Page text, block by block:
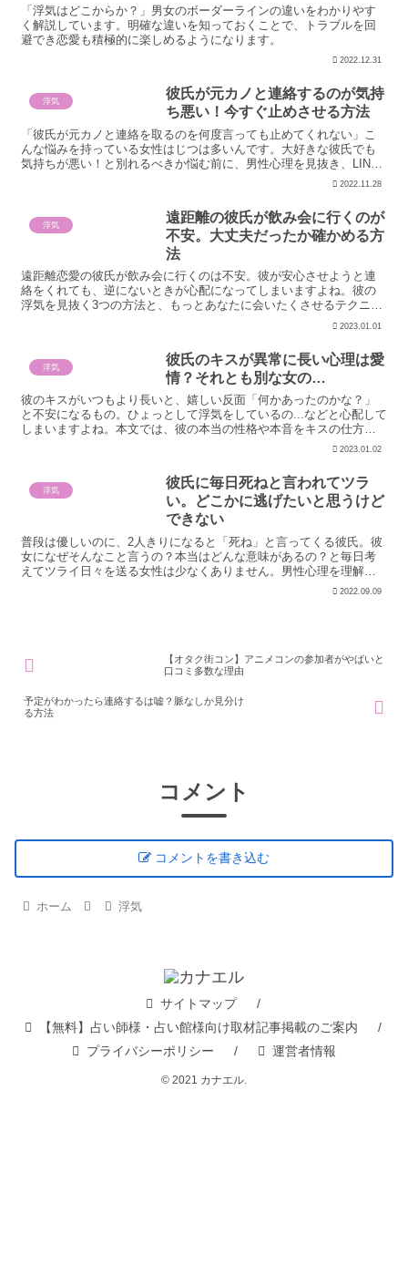
「浮気はどこからか？」男女のボーダーラインの違いをわかりやす
く解説しています。明確な違いを知っておくことで、トラブルを回
避でき恋愛も積極的に楽しめるようになります。
2022.12.31
浮気
彼氏が元カノと連絡するのが気持
ち悪い！今すぐ止めさせる方法
「彼氏が元カノと連絡を取るのを何度言っても止めてくれない」こ
んな悩みを持っている女性はじつは多いんです。大好きな彼氏でも
気持ちが悪い！と別れるべきか悩む前に、男性心理を見抜き、LINE
2022.11.28
浮気
遠距離の彼氏が飲み会に行くのが
不安。大丈夫だったか確かめる方
法
遠距離恋愛の彼氏が飲み会に行くのは不安。彼が安心させようと連
絡をくれても、逆にないときが心配になってしまいますよね。彼の
浮気を見抜く3つの方法と、もっとあなたに会いたくさせるテクニッ
2023.01.01
浮気
彼氏のキスが異常に長い心理は愛
情？それとも別な女の…
彼のキスがいつもより長いと、嬉しい反面「何かあったのかな？」
と不安になるもの。ひょっとして浮気をしているの...などと心配して
しまいますよね。本文では、彼の本当の性格や本音をキスの仕方別
2023.01.02
浮気
彼氏に毎日死ねと言われてツラ
い。どこかに逃げたいと思うけど
できない
普段は優しいのに、2人きりになると「死ね」と言ってくる彼氏。彼
女になぜそんなこと言うの？本当はどんな意味があるの？と毎日考
えてツライ日々を送る女性は少なくありません。男性心理を理解
2022.09.09
【オタク街コン】アニメコンの参加者がやばいと
口コミ多数な理由
予定がわかったら連絡するは嘘？脈なしか見分け
る方法
コメント
コメントを書き込む
ホーム 浮気
サイトマップ
【無料】占い師様・占い館様向け取材記事掲載のご案内
プライバシーポリシー
運営者情報
© 2021 カナエル.